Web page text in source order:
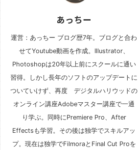
あっちー
運営：あっちー ブログ歴7年。ブログと合わ
せてYoutube動画を作成。Illustrator、
Photoshopは20年以上前にスクールに通い
習得。しかし長年のソフトのアップデートに
ついていけず、再度 デジタルハリウッドの
オンライン講座Adobeマスター講座で一通
り学ぶ。同時にPremiere Pro、After
Effectsも学習。その後は独学でスキルアッ
プ。現在は独学でFilmoraとFinal Cut Proを